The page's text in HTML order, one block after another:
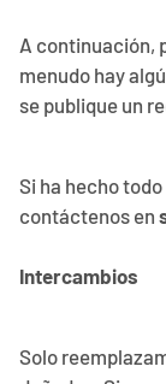
A continuación,
menudo hay
se publique un
Si ha hecho
contáctenos en
Intercambios
Solo